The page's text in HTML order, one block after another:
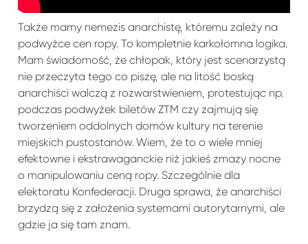
Także mamy nemezis anarchistę, któremu zależy na
podwyżce cen ropy. To kompletnie karkołomna logika.
Mam świadomość, że chłopak, który jest scenarzystą
nie przeczyta tego co piszę, ale na litość boską
anarchiści walczą z rozwarstwieniem, protestując np.
podczas podwyżek biletów ZTM czy zajmują się
tworzeniem oddolnych domów kultury na terenie
miejskich pustostanów. Wiem, że to o wiele mniej
efektowne i ekstrawaganckie niż jakieś zmazy nocne
o manipulowaniu ceną ropy. Szczególnie dla
elektoratu Konfederacji. Druga sprawa, że anarchiści
brzydzą się z założenia systemami autorytarnymi, ale
gdzie ja się tam znam.